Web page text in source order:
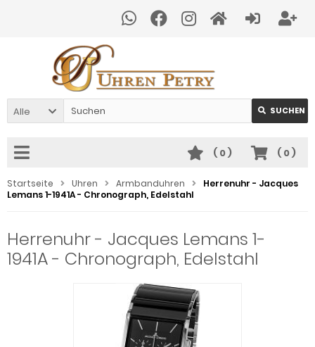
Alle SUCHEN
( 0)
( 0)
Startseite Uhren Armbanduhren
Herrenuhr - Jacques
Lemans 1-1941A - Chronograph, Edelstahl
Herrenuhr - Jacques Lemans 1-
1941A - Chronograph, Edelstahl